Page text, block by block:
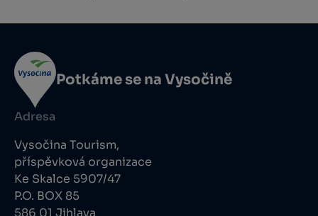
Potkáme se na Vysočině
Adresa
Vysočina Tourism,
příspěvková organizace
Ke Skalce 5907/47
P.O. BOX 85
586 01 Jihlava